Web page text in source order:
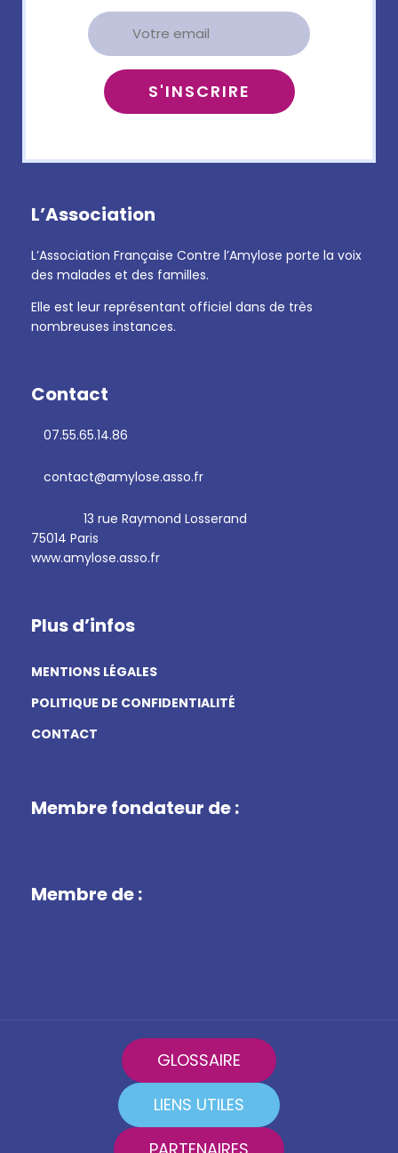
L’Association
L’Association Française Contre l’Amylose porte la voix
des malades et des familles.
Elle est leur représentant officiel dans de très
nombreuses instances.
Contact
07.55.65.14.86
contact@amylose.asso.fr
13 rue Raymond Losserand
75014 Paris
www.amylose.asso.fr
Plus d’infos
MENTIONS LÉGALES
POLITIQUE DE CONFIDENTIALITÉ
CONTACT
Membre fondateur de :
Membre de :
GLOSSAIRE
LIENS UTILES